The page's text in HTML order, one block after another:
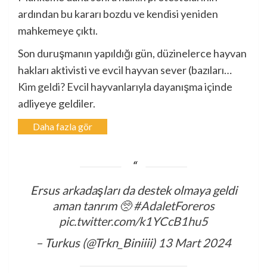
ardından bu kararı bozdu ve kendisi yeniden
mahkemeye çıktı.
Son duruşmanın yapıldığı gün, düzinelerce hayvan
hakları aktivisti ve evcil hayvan sever (bazıları…
Kim geldi? Evcil hayvanlarıyla dayanışma içinde
adliyeye geldiler.
Daha fazla gör
Ersus arkadaşları da destek olmaya geldi
aman tanrım 🥺#AdaletForeros
pic.twitter.com/k1YCcB1hu5
– Turkus (@Trkn_Biniiii) 13 Mart 2024